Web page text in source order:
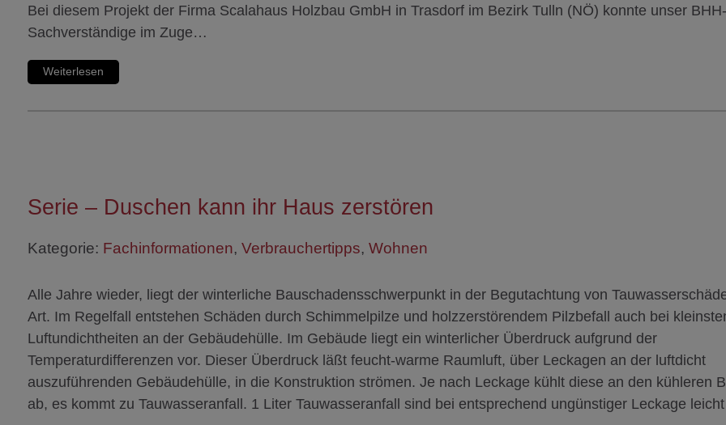
Bei diesem Projekt der Firma Scalahaus Holzbau GmbH in Trasdorf im Bezirk Tulln (NÖ) konnte unser BHH-
Sachverständige im Zuge…
Weiterlesen
Serie – Duschen kann ihr Haus zerstören
Kategorie: Fachinformationen, Verbrauchertipps, Wohnen
Alle Jahre wieder, liegt der winterliche Bauschadensschwerpunkt in der Begutachtung von
Art. Im Regelfall entstehen Schäden durch Schimmelpilze und holzzerstörendem Pilzbefall auch bei
Luftundichtheiten an der Gebäudehülle. Im Gebäude liegt ein winterlicher Überdruck aufgrund der
Temperaturdifferenzen vor. Dieser Überdruck läßt feucht-warme Raumluft, über Leckagen an der luftdicht
auszuführenden Gebäudehülle, in die Konstruktion strömen. Je nach Leckage kühlt diese an den kühleren
ab, es kommt zu Tauwasseranfall. 1 Liter Tauwasseranfall sind bei entsprechend ungünstiger Leckage